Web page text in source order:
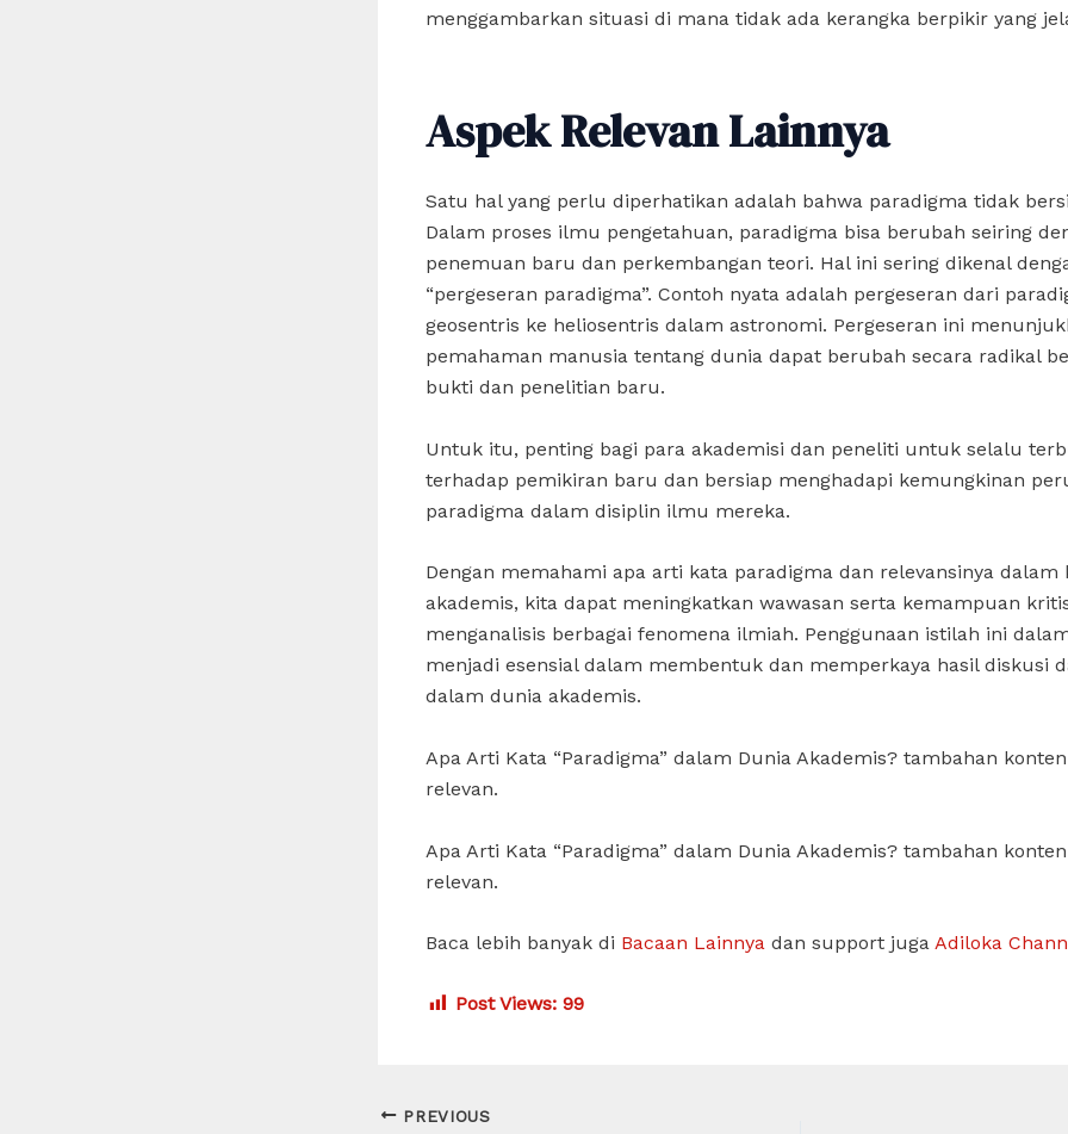
menggambarkan situasi di mana tidak ada kerangka berpikir yang
Aspek Relevan Lainnya
Satu hal yang perlu diperhatikan adalah bahwa paradigma tidak
Dalam proses ilmu pengetahuan, paradigma bisa berubah seiring
penemuan baru dan perkembangan teori. Hal ini sering dikenal
“pergeseran paradigma”. Contoh nyata adalah pergeseran dari
geosentris ke heliosentris dalam astronomi. Pergeseran ini
pemahaman manusia tentang dunia dapat berubah secara radikal
bukti dan penelitian baru.
Untuk itu, penting bagi para akademisi dan peneliti untuk selalu
terhadap pemikiran baru dan bersiap menghadapi kemungkinan
paradigma dalam disiplin ilmu mereka.
Dengan memahami apa arti kata paradigma dan relevansinya dalam
akademis, kita dapat meningkatkan wawasan serta kemampuan
menganalisis berbagai fenomena ilmiah. Penggunaan istilah ini
menjadi esensial dalam membentuk dan memperkaya hasil diskusi
dalam dunia akademis.
Apa Arti Kata “Paradigma” dalam Dunia Akademis? tambahan
relevan.
Apa Arti Kata “Paradigma” dalam Dunia Akademis? tambahan
relevan.
Baca lebih banyak di Bacaan Lainnya dan support juga Adiloka
Post Views: 99
PostPREVIOUS